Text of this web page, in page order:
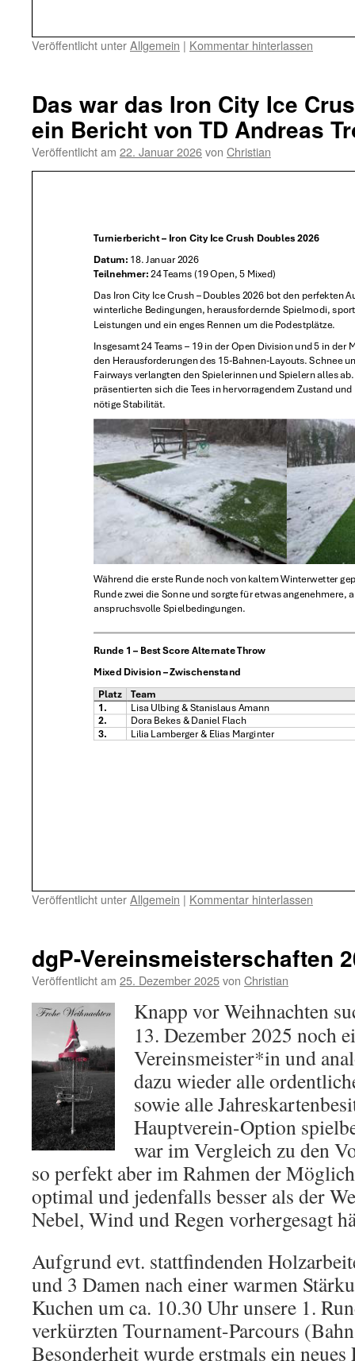
Veröffentlicht unterAllgemein | Kommentar hinterlassen
Das war das Iron City Ice
ein Bericht von TD Andreas
Veröffentlicht am 22. Januar 2026von Christian
Veröffentlicht unterAllgemein | Kommentar hinterlassen
dgP-Vereinsmeisterschaften
Veröffentlicht am 25. Dezember 2025von Christian
Knapp vor Weihnachten
13. Dezember 2025 noch
Vereinsmeister*in und
dazu wieder alle
sowie alle
Hauptverein-Option
war im Vergleich zu den
so perfekt aber im Rahmen der
optimal und jedenfalls besser als der
Nebel, Wind und Regen vorhergesagt
Aufgrund evt. stattfindenden
und 3 Damen nach einer warmen
Kuchen um ca. 10.30 Uhr unsere 1.
verkürzten Tournament-Parcours
Besonderheit wurde erstmals ein